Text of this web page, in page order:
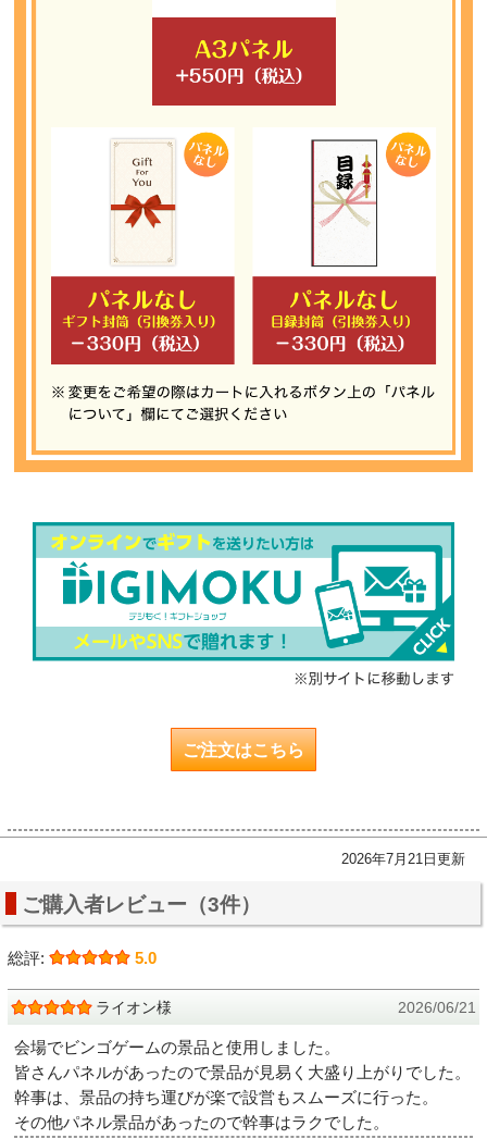
ご注文はこちら
2026年7月21日更新
ご購入者レビュー（3件）
総評: 5.0
ライオン様 2026/06/21
会場でビンゴゲームの景品と使用しました。
皆さんパネルがあったので景品が見易く大盛り上がりでした。
幹事は、景品の持ち運びが楽で設営もスムーズに行った。
その他パネル景品があったので幹事はラクでした。